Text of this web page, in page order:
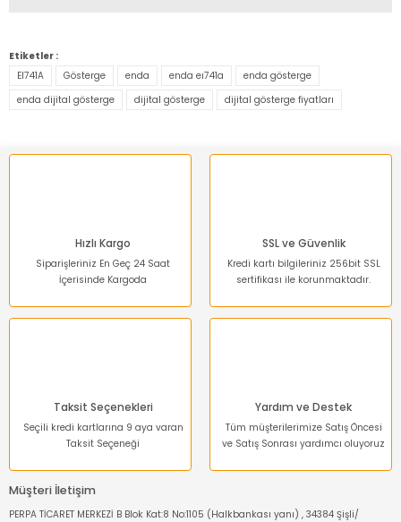
konularda yetersiz gördüğünüz noktaları öneri formunu
kullanarak tarafımıza iletebilirsiniz.
Görüş ve önerileriniz için teşekkür ederiz.
Ürün açıklamasında eksik bilgiler bulunuyor.
Bu ürüne benzer farklı alternatifler olmalı.
Etiketler :
EI741A
Gösterge enda enda eı741a
enda gösterge
enda dijital gösterge
dijital gösterge dijital gösterge fiyatları
Hızlı Kargo
Siparişleriniz En Geç 24 Saat
İçerisinde Kargoda
SSL ve Güvenlik
Kredi kartı bilgileriniz 256bit SSL
sertifikası ile korunmaktadır.
Taksit Seçenekleri
Seçili kredi kartlarına 9 aya varan
Taksit Seçeneği
Yardım ve Destek
Tüm müşterilerimize Satış Öncesi
ve Satış Sonrası yardımcı oluyoruz
Müşteri İletişim
PERPA TİCARET MERKEZİ B Blok Kat:8 No:1105 (Halkbankası yanı) , 34384 Şişli/